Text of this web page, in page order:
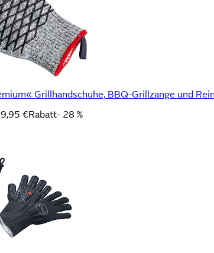
Grillhandschuhe, BBQ-Grillzange und
€Rabatt- 28 %